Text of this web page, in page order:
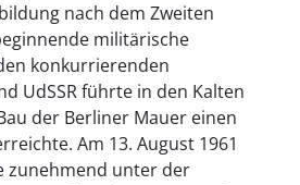
nach dem Zweiten
militärische
konkurrierenden
UdSSR führte in den Kalten
der Berliner Mauer einen
Am 13. August 1961
zunehmend unter der